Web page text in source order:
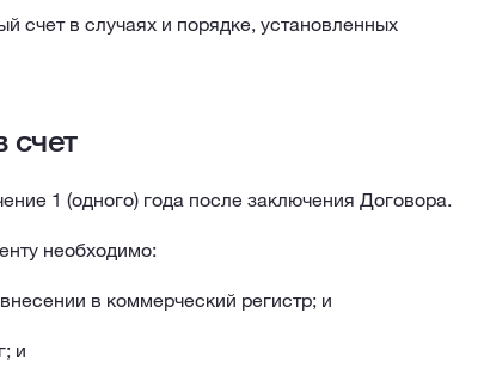
счет в случаях и порядке, установленных
счет
1 (одного) года после заключения Договора.
необходимо:
в коммерческий регистр; и
и